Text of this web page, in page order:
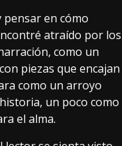
en cómo
atraído por los
como un
piezas que encajan
como un arroyo
un poco como
el alma.